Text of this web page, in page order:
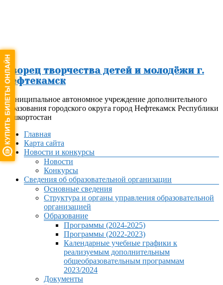
Дворец творчества детей и молодёжи г.
Нефтекамск
Муниципальное автономное учреждение дополнительного
образования городского округа город Нефтекамск Республики
Башкортостан
МенюГлавная
Карта сайта
Новости и конкурсы
Новости
Конкурсы
Сведения об образовательной организации
Основные сведения
Структура и органы управления образовательной
организацией
Образование
Программы (2024-2025)
Программы (2022-2023)
Календарные учебные графики к
реализуемым дополнительным
общеобразовательным программам
2023/2024
Документы